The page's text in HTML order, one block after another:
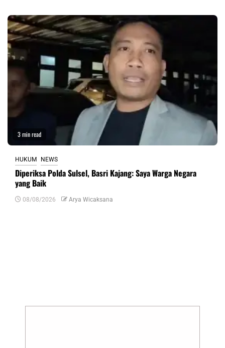
3 min read
HUKUM NEWS
Diperiksa Polda Sulsel, Basri Kajang: Saya Warga Negara
yang Baik
08/08/2026 Arya Wicaksana